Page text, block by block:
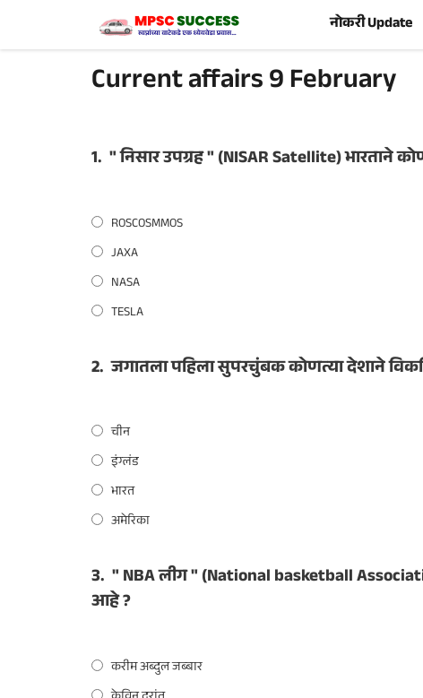
नोकरी Update
Current affairs 9 February
1. " निसार उपग्रह " (NISAR Satellite) भारताने
ROSCOSMMOS
JAXA
NASA
TESLA
2. जगातला पहिला सुपरचुंबक कोणत्या देशाने
चीन
इंग्लंड
भारत
अमेरिका
3. " NBA लीग " (National basketball
आहे ?
करीम अब्दुल जब्बार